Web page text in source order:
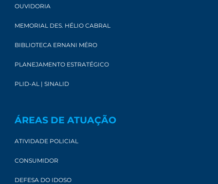
OUVIDORIA
MEMORIAL DES. HÉLIO CABRAL
BIBLIOTECA ERNANI MÉRO
PLANEJAMENTO ESTRATÉGICO
PLID-AL | SINALID
ÁREAS DE ATUAÇÃO
ATIVIDADE POLICIAL
CONSUMIDOR
DEFESA DO IDOSO